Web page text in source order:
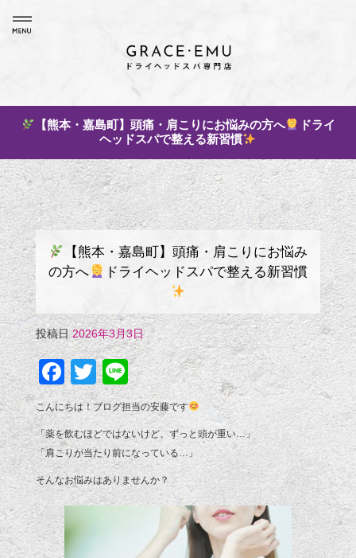
【熊本・嘉島町】頭痛・肩こりにお悩みの方へ
ドライ
ヘッドスパで整える新習慣
【熊本・嘉島町】頭痛・肩こりにお悩み
の方へ
ドライヘッドスパで整える新習慣
投稿日 2026年3月3日
Facebook
Twitter
Line
こんにちは！ブログ担当の安藤です
「薬を飲むほどではないけど、ずっと頭が重い…」
「肩こりが当たり前になっている…」
そんなお悩みはありませんか？